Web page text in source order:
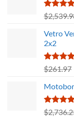
Valorado
con
de 5
$
Vetro
2x2
Valorado
con
de 5
$261.97
Valorado
con
$